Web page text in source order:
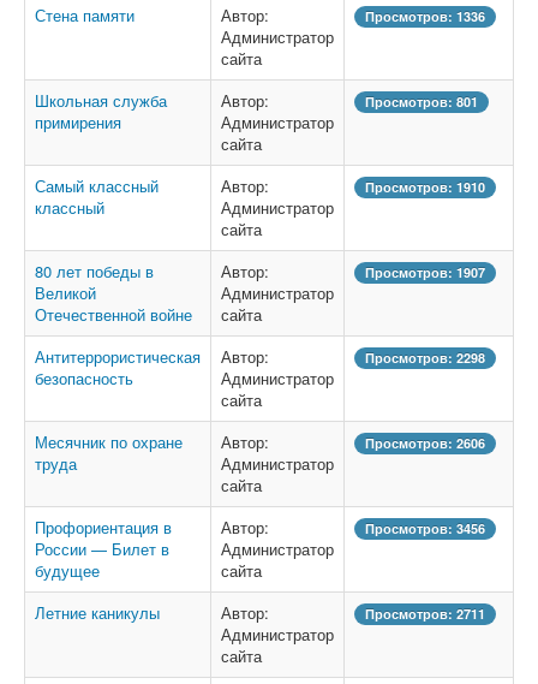
Стена памяти
Автор:
Администратор
сайта
Просмотров: 1336
Школьная служба
примирения
Автор:
Администратор
сайта
Просмотров: 801
Самый классный
классный
Автор:
Администратор
сайта
Просмотров: 1910
80 лет победы в
Великой
Отечественной войне
Автор:
Администратор
сайта
Просмотров: 1907
Антитеррористическая
безопасность
Автор:
Администратор
сайта
Просмотров: 2298
Месячник по охране
труда
Автор:
Администратор
сайта
Просмотров: 2606
Профориентация в
России — Билет в
будущее
Автор:
Администратор
сайта
Просмотров: 3456
Летние каникулы
Автор:
Администратор
сайта
Просмотров: 2711